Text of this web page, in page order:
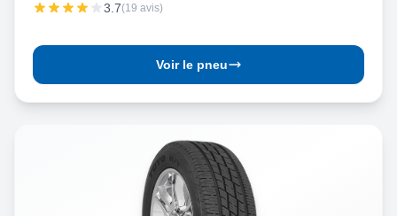
3.7(19 avis)
Voir le pneu